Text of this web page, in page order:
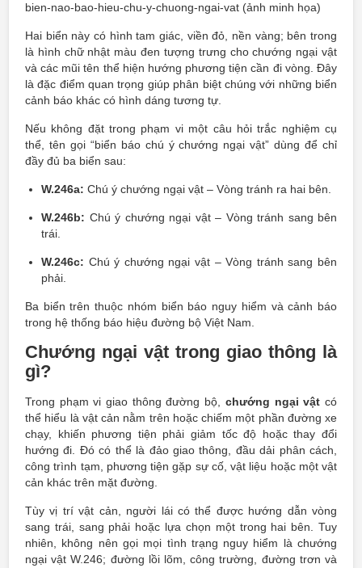
bien-nao-bao-hieu-chu-y-chuong-ngai-vat (ảnh minh họa)
Hai biển này có hình tam giác, viền đỏ, nền vàng; bên trong
là hình chữ nhật màu đen tượng trưng cho chướng ngại vật
và các mũi tên thể hiện hướng phương tiện cần đi vòng. Đây
là đặc điểm quan trọng giúp phân biệt chúng với những biển
cảnh báo khác có hình dáng tương tự.
Nếu không đặt trong phạm vi một câu hỏi trắc nghiệm cụ
thể, tên gọi “biển báo chú ý chướng ngại vật” dùng để chỉ
đầy đủ ba biển sau:
W.246a: Chú ý chướng ngại vật – Vòng tránh ra hai bên.
W.246b: Chú ý chướng ngại vật – Vòng tránh sang bên
trái.
W.246c: Chú ý chướng ngại vật – Vòng tránh sang bên
phải.
Ba biển trên thuộc nhóm biển báo nguy hiểm và cảnh báo
trong hệ thống báo hiệu đường bộ Việt Nam.
Chướng ngại vật trong giao thông là
gì?
Trong phạm vi giao thông đường bộ, chướng ngại vật có
thể hiểu là vật cản nằm trên hoặc chiếm một phần đường xe
chạy, khiến phương tiện phải giảm tốc độ hoặc thay đổi
hướng đi. Đó có thể là đảo giao thông, đầu dải phân cách,
công trình tạm, phương tiện gặp sự cố, vật liệu hoặc một vật
cản khác trên mặt đường.
Tùy vị trí vật cản, người lái có thể được hướng dẫn vòng
sang trái, sang phải hoặc lựa chọn một trong hai bên. Tuy
nhiên, không nên gọi mọi tình trạng nguy hiểm là chướng
ngại vật W.246; đường lồi lõm, công trường, đường trơn và